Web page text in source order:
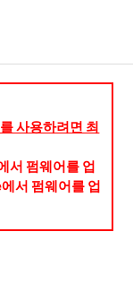
사용하려면 최
서 펌웨어를 업
서 펌웨어를 업